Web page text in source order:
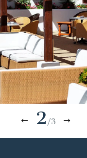
2 /3